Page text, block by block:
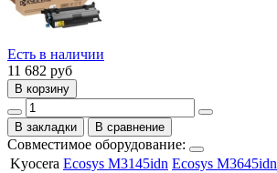
Есть в наличии
11 682 руб
В корзину
В закладки В сравнение
Совместимое оборудование:
Kyocera Ecosys M3145idn Ecosys M3645idn